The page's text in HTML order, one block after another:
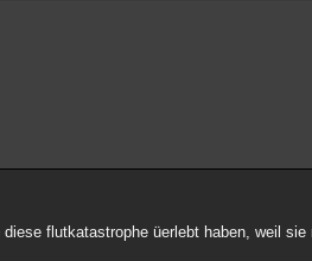
flutkatastrophe üerlebt haben, weil